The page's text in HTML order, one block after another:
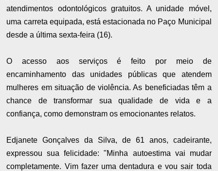
atendimentos odontológicos gratuitos. A unidade móvel,
uma carreta equipada, está estacionada no Paço Municipal
desde a última sexta-feira (16).
O acesso aos serviços é feito por meio de
encaminhamento das unidades públicas que atendem
mulheres em situação de violência. As beneficiadas têm a
chance de transformar sua qualidade de vida e a
confiança, como demonstram os emocionantes relatos.
Edjanete Gonçalves da Silva, de 61 anos, cadeirante,
expressou sua felicidade: "Minha autoestima vai mudar
completamente. Vim fazer uma dentadura e vou sair toda